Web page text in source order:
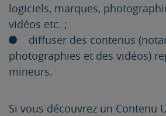
logiciels, marques,
vidéos etc. ;
diffuser des contenus
photographies et des vidéos)
mineurs.
Si vous découvrez un Contenu